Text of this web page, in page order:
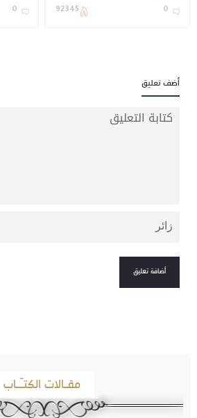
0
92345
0
أضف تعليق
مقـالات الكتـّـاب